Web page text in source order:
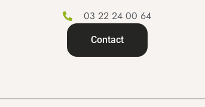
03 22 24 00 64
Contact